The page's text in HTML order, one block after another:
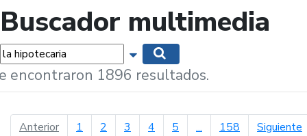
Buscador multimedia
Mostrar opciones de búsqueda
encontraron 1896 resultados.
Anteriorpágina anterior
1 2 3 4 5 ... 158 Siguiente